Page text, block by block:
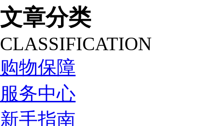
文章分类
CLASSIFICATION
购物保障
服务中心
新手指南